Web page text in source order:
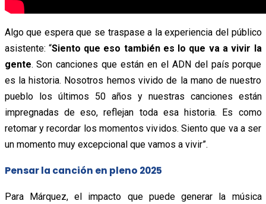
Algo que espera que se traspase a la experiencia del público
asistente: “Siento que eso también es lo que va a vivir la
gente. Son canciones que están en el ADN del país porque
es la historia. Nosotros hemos vivido de la mano de nuestro
pueblo los últimos 50 años y nuestras canciones están
impregnadas de eso, reflejan toda esa historia. Es como
retomar y recordar los momentos vividos. Siento que va a ser
un momento muy excepcional que vamos a vivir”.
Pensar la canción en pleno 2025
Para Márquez, el impacto que puede generar la música